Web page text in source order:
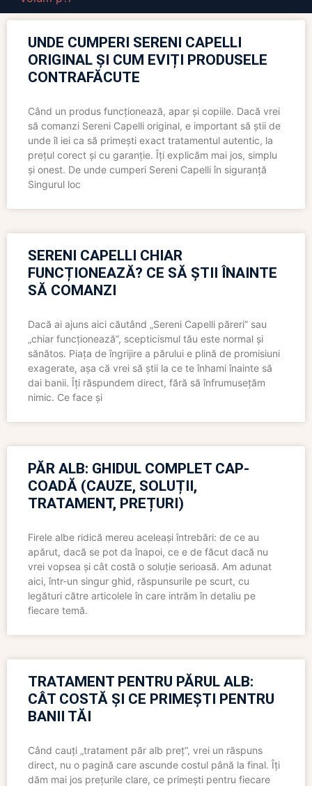
UNDE CUMPERI SERENI CAPELLI
ORIGINAL ȘI CUM EVIȚI PRODUSELE
CONTRAFĂCUTE
Când un produs funcționează, apar și copiile. Dacă vrei
să comanzi Sereni Capelli original, e important să știi de
unde îl iei ca să primești exact tratamentul autentic, la
prețul corect și cu garanție. Îți explicăm mai jos, simplu
și onest. De unde cumperi Sereni Capelli în siguranță
Singurul loc
SERENI CAPELLI CHIAR
FUNCȚIONEAZĂ? CE SĂ ȘTII ÎNAINTE
SĂ COMANZI
Dacă ai ajuns aici căutând „Sereni Capelli păreri” sau
„chiar funcționează”, scepticismul tău este normal și
sănătos. Piața de îngrijire a părului e plină de promisiuni
exagerate, așa că vrei să știi la ce te înhami înainte să
dai banii. Îți răspundem direct, fără să înfrumusețăm
nimic. Ce face și
PĂR ALB: GHIDUL COMPLET CAP-
COADĂ (CAUZE, SOLUȚII,
TRATAMENT, PREȚURI)
Firele albe ridică mereu aceleași întrebări: de ce au
apărut, dacă se pot da înapoi, ce e de făcut dacă nu
vrei vopsea și cât costă o soluție serioasă. Am adunat
aici, într-un singur ghid, răspunsurile pe scurt, cu
legături către articolele în care intrăm în detaliu pe
fiecare temă.
TRATAMENT PENTRU PĂRUL ALB:
CÂT COSTĂ ȘI CE PRIMEȘTI PENTRU
BANII TĂI
Când cauți „tratament păr alb preț”, vrei un răspuns
direct, nu o pagină care ascunde costul până la final. Îți
dăm mai jos prețurile clare, ce primești pentru fiecare